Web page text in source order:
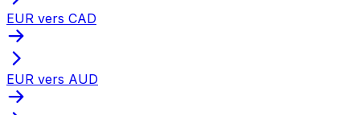
EUR vers CAD
EUR vers AUD